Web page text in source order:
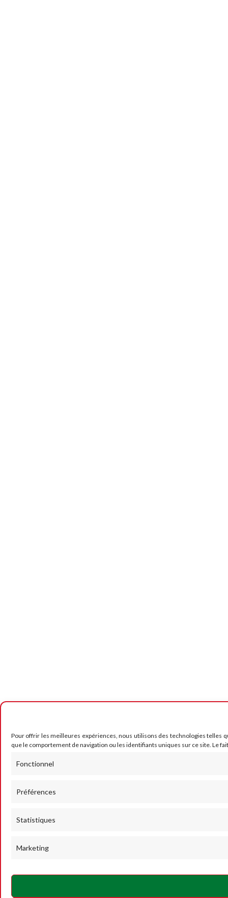
Pour offrir les meilleures expériences, nous utilisons des technologies telles
que le comportement de navigation ou les identifiants uniques sur ce site. Le
Fonctionnel
Préférences
Statistiques
Marketing